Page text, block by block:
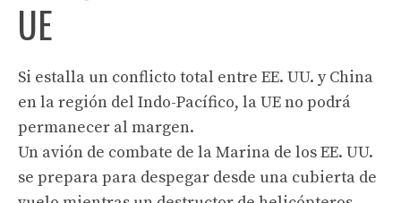
UE
Si estalla un conflicto total entre EE. UU. y China
en la región del Indo-Pacífico, la UE no podrá
permanecer al margen.
Un avión de combate de la Marina de los EE. UU.
se prepara para despegar desde una cubierta de